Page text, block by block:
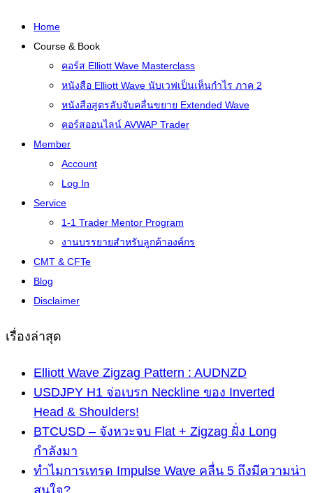
Home
Course & Book
คอร์ส Elliott Wave Masterclass
หนังสือ Elliott Wave นับเวฟเป็นเห็นกำไร ภาค 2
หนังสือสูตรลับจับคลื่นขยาย Extended Wave
คอร์สออนไลน์ AVWAP Trader
Member
Account
Log In
Service
1-1 Trader Mentor Program
งานบรรยายสำหรับลูกค้าองค์กร
CMT & CFTe
Blog
Disclaimer
เรื่องล่าสุด
Elliott Wave Zigzag Pattern : AUDNZD
USDJPY H1 จ่อเบรก Neckline ของ Inverted
Head & Shoulders!
BTCUSD – จังหวะจบ Flat + Zigzag ฝั่ง Long
กำลังมา
ทำไมการเทรด Impulse Wave คลื่น 5 ถึงมีความน่า
สนใจ?